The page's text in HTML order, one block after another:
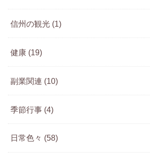
信州の観光 (1)
健康 (19)
副業関連 (10)
季節行事 (4)
日常色々 (58)